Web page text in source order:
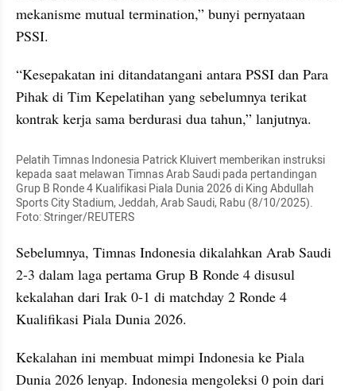
mekanisme mutual termination,” bunyi pernyataan
PSSI.
“Kesepakatan ini ditandatangani antara PSSI dan Para
Pihak di Tim Kepelatihan yang sebelumnya terikat
kontrak kerja sama berdurasi dua tahun,” lanjutnya.
Pelatih Timnas Indonesia Patrick Kluivert memberikan instruksi
kepada saat melawan Timnas Arab Saudi pada pertandingan
Grup B Ronde 4 Kualifikasi Piala Dunia 2026 di King Abdullah
Sports City Stadium, Jeddah, Arab Saudi, Rabu (8/10/2025).
Foto: Stringer/REUTERS
Sebelumnya, Timnas Indonesia dikalahkan Arab Saudi
2-3 dalam laga pertama Grup B Ronde 4 disusul
kekalahan dari Irak 0-1 di matchday 2 Ronde 4
Kualifikasi Piala Dunia 2026.
Kekalahan ini membuat mimpi Indonesia ke Piala
Dunia 2026 lenyap. Indonesia mengoleksi 0 poin dari